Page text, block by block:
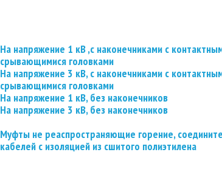
На напряжение 1 кВ ,с наконечниками с
срывающимися головками
На напряжение 3 кВ, с наконечниками с
срывающимися головками
На напряжение 1 кВ, без наконечников
На напряжение 3 кВ, без наконечников
Муфты не реаспространяющие горение,
кабелей с изоляцией из сшитого полиэтилена